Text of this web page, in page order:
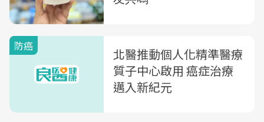
防癌
北醫推動個人化精準醫療
質子中心啟用 癌症治療
邁入新紀元